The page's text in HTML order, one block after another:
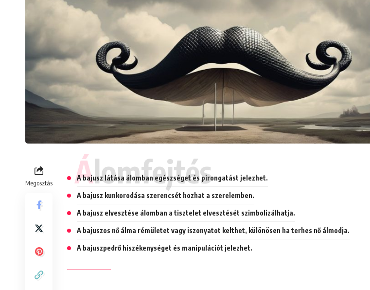
Megosztás Álomfejtés
A bajusz látása álomban egészséget és pirongatást jelezhet.
A bajusz kunkorodása szerencsét hozhat a szerelemben.
A bajusz elvesztése álomban a tisztelet elvesztését szimbolizálhatja.
A bajuszos nő álma rémületet vagy iszonyatot kelthet, különösen ha terhes nő álmodja.
A bajuszpedrő hiszékenységet és manipulációt jelezhet.